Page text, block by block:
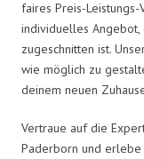
faires Preis-
individuelles Angebot,
zugeschnitten ist.
wie möglich zu
deinem neuen
Vertraue auf die
Paderborn und